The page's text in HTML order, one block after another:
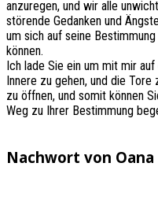
anzuregen, und wir alle
störende Gedanken und
um sich auf seine
können.
Ich lade Sie ein um mit mir
Innere zu gehen, und die
zu öffnen, und somit können
Weg zu Ihrer Bestimmung
Nachwort von Oana